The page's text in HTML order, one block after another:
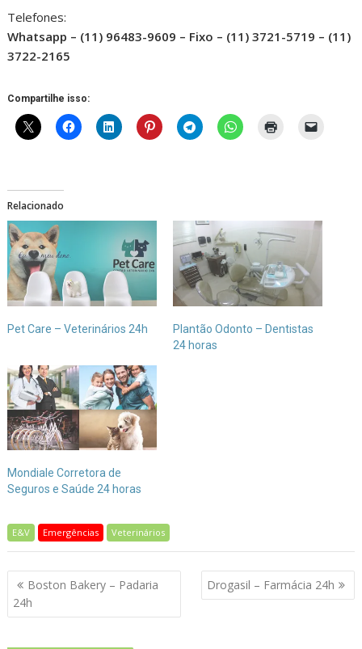
Telefones:
Whatsapp – (11) 96483-9609 – Fixo – (11) 3721-5719 – (11)
3722-2165
Compartilhe isso:
Relacionado
Pet Care – Veterinários 24h
Plantão Odonto – Dentistas
24 horas
Mondiale Corretora de
Seguros e Saúde 24 horas
E&V Emergências Veterinários
Navegação
de
Post
Boston Bakery – Padaria
24h
Drogasil – Farmácia 24h